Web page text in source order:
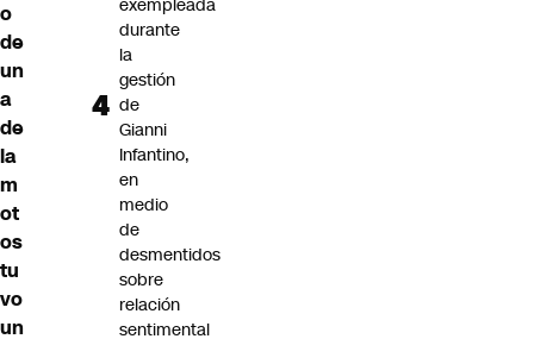
o
de
un
a
de
la
m
ot
os
tu
vo
un
exempleada
durante
la
gestión
de
Gianni
Infantino,
en
medio
de
desmentidos
sobre
relación
sentimental